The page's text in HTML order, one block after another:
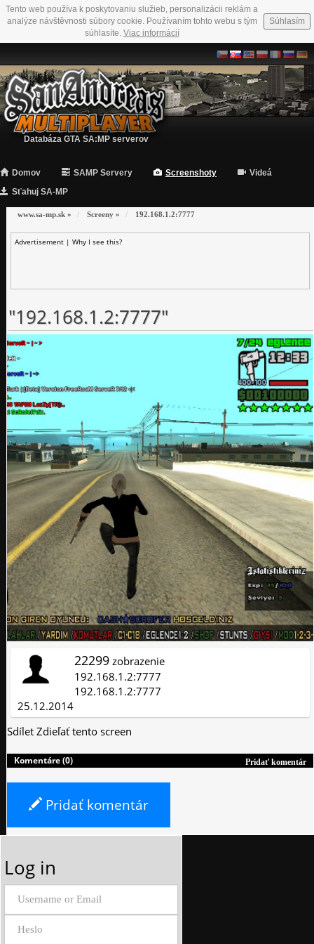
Tento web používa k poskytovaniu služieb, personalizácii reklám a
analýze návštěvnosti súbory cookie. Používaním tohto webu s tým
súhlasíte. Viac informácií
Súhlasím
Databáza GTA SA:MP serverov
Domov SAMP Servery Screenshoty
Videá
Sťahuj SA-MP
www.sa-mp.sk » Screeny » 192.168.1.2:7777
Advertisement | Why I see this?
"192.168.1.2:7777"
22299 zobrazenie
192.168.1.2:7777
192.168.1.2:7777
25.12.2014
Sdílet Zdieľať tento screen
Pridať komentár
Komentáre (0)
Pridať komentár
Log in